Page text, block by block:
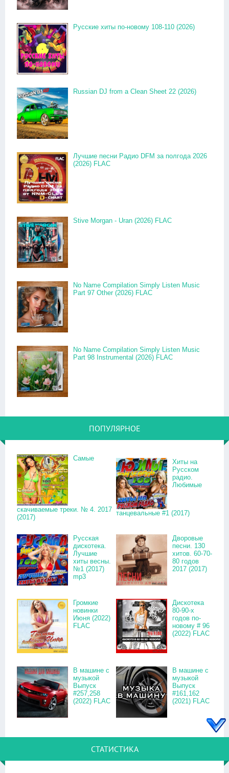
Русские хиты по-новому 108-110 (2026)
Russian DJ from a Clean Sheet 22 (2026)
Лучшие песни Радио DFM за полгода 2026
(2026) FLAC
Stive Morgan - Uran (2026) FLAC
No Name Compilation Simply Listen Music
Part 97 Other (2026) FLAC
No Name Compilation Simply Listen Music
Part 98 Instrumental (2026) FLAC
ПОПУЛЯРНОЕ
Самые
скачиваемые треки. № 4. 2017
(2017)
Хиты на
Русском
радио.
Любимые
танцевальные #1 (2017)
Русская
дискотека.
Лучшие
хиты весны.
№1 (2017)
mp3
Дворовые
песни. 130
хитов. 60-70-
80 годов
2017 (2017)
Громкие
новинки
Июня (2022)
FLAC
Дискотека
80-90-х
годов по-
новому # 96
(2022) FLAC
В машине с
музыкой
Выпуск
#257,258
(2022) FLAC
В машине с
музыкой
Выпуск
#161,162
(2021) FLAC
СТАТИСТИКА